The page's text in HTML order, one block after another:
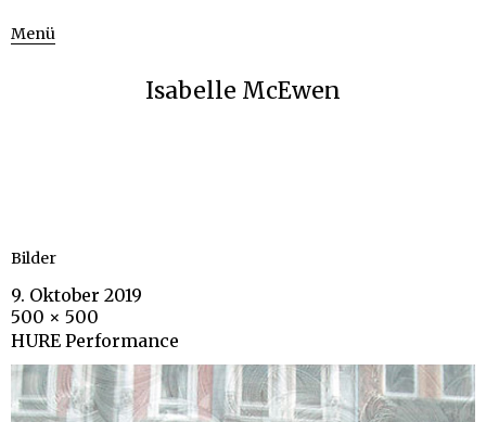
Menü
Isabelle McEwen
Bilder
9. Oktober 2019
500 × 500
HURE Performance